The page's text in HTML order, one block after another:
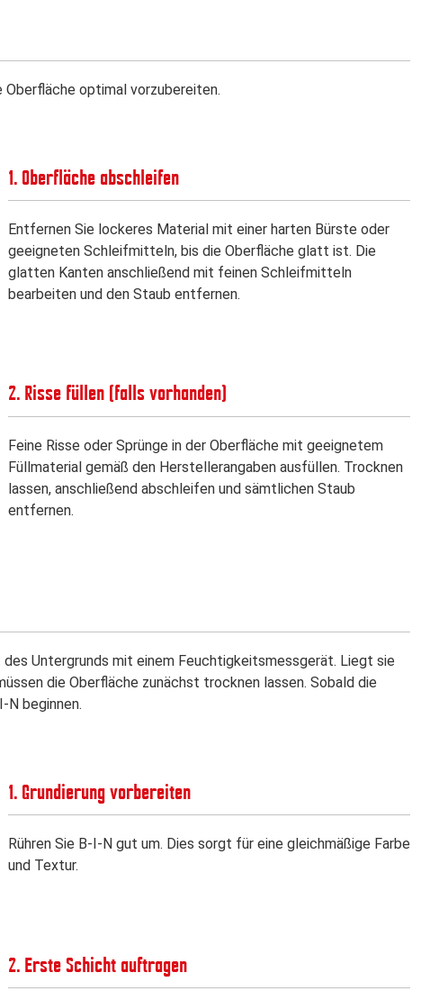
optimal vorzubereiten.
1. Oberfläche abschleifen
Entfernen Sie lockeres Material mit einer harten Bürste oder
geeigneten Schleifmitteln, bis die Oberfläche glatt ist. Die
glatten Kanten anschließend mit feinen Schleifmitteln
bearbeiten und den Staub entfernen.
2. Risse füllen (falls vorhanden)
Feine Risse oder Sprünge in der Oberfläche mit geeignetem
Füllmaterial gemäß den Herstellerangaben ausfüllen. Trocknen
lassen, anschließend abschleifen und sämtlichen Staub
entfernen.
Untergrunds mit einem Feuchtigkeitsmessgerät. Liegt sie
die Oberfläche zunächst trocknen lassen. Sobald die
beginnen.
1. Grundierung vorbereiten
Rühren Sie B-I-N gut um. Dies sorgt für eine gleichmäßige Farbe
und Textur.
2. Erste Schicht auftragen